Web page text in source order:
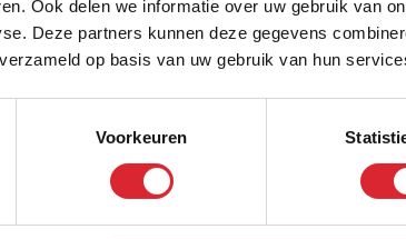
Ook delen we informatie over uw gebruik van
Deze partners kunnen deze gegevens
op basis van uw gebruik van hun
Voorkeuren
Schrijf je in en ontvang direct een